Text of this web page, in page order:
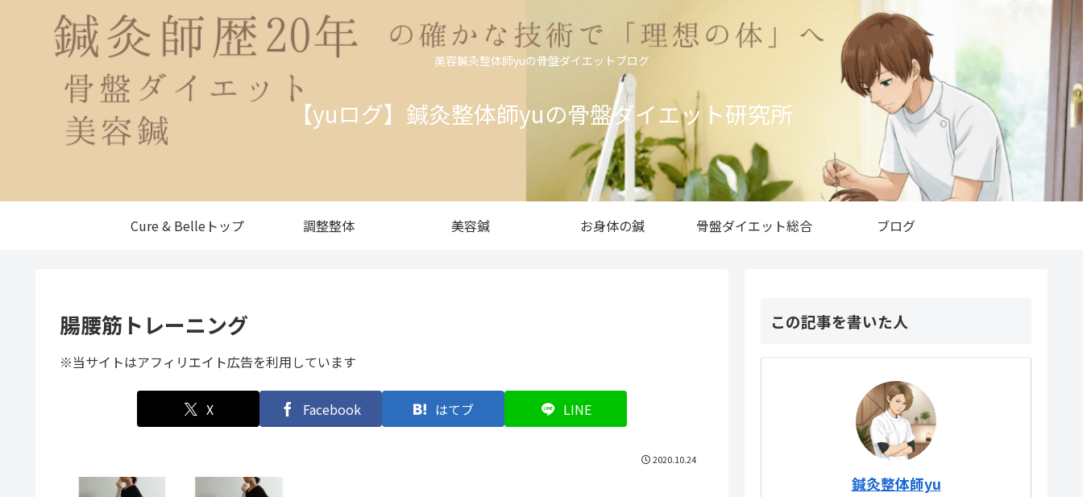
美容鍼灸整体師yuの骨盤ダイエットブログ
【yuログ】鍼灸整体師yuの骨盤ダイエット研究所
Cure & Belleトップ 調整整体 美容鍼 お身体の鍼 骨盤ダイエット総合 ブログ
腸腰筋トレーニング
※当サイトはアフィリエイト広告を利用しています
X Facebook はてブ LINE
2020.10.24
この記事を書いた人
鍼灸整体師yu